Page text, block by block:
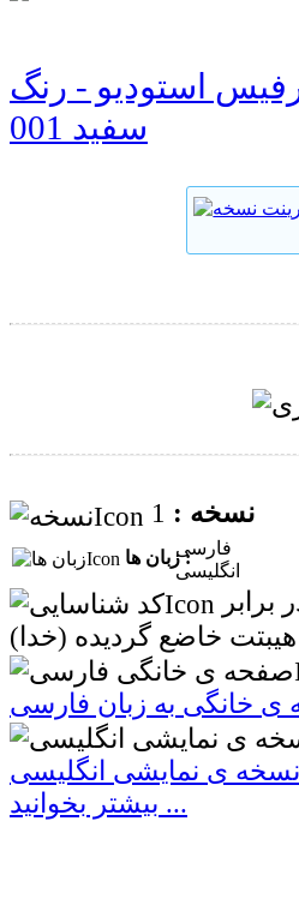
استودیو - رنگ
سفید 001
نسخه :
زبان ها :
فارسی
انگلیسی
برابر
خانگی به زبان فارسی
ی نمایشی انگلیسی
بیشتر بخوانید ...